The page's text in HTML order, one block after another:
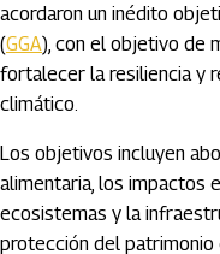
acordaron un inédito
(GGA), con el objetivo de
fortalecer la resiliencia y
climático.
Los objetivos incluyen
alimentaria, los impactos
ecosistemas y la
protección del patrimonio